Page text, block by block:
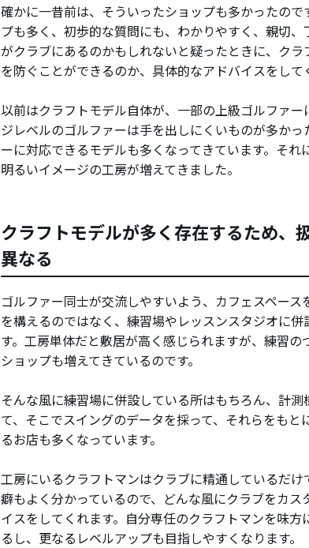
確かに一昔前は、そういったショップも多かったの
プも多く、初歩的な質問にも、わかりやすく、親切
がクラブにあるのかもしれないと疑ったときに、ク
を防ぐことができるのか、具体的なアドバイスをして
以前はクラフトモデル自体が、一部の上級ゴルファ
ジレベルのゴルファーは手を出しにくいものが多か
ーに対応できるモデルも多くなってきています。そ
明るいイメージの工房が増えてきました。
クラフトモデルが多く存在するため、
異なる
ゴルファー同士が交流しやすいよう、カフェスペー
を構えるのではなく、練習場やレッスンスタジオに
す。工房単体だと敷居が高く感じられますが、練習
ショップも増えてきているのです。
そんな風に練習場に併設している所はもちろん、計
て、そこでスイングのデータを採って、それらをも
るお店も多くなっています。
工房にいるクラフトマンはクラブに精通しているだ
癖もよく分かっているので、どんな風にクラブをカ
イスをしてくれます。自分専任のクラフトマンを味
るし、更なるレベルアップも目指しやすくなります。